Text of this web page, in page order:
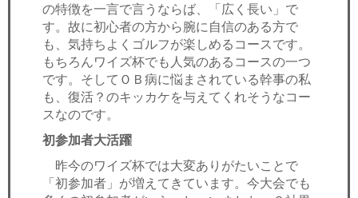
の特徴を一言で言うならば、「広く長い」で
す。故に初心者の方から腕に自信のある方で
も、気持ちよくゴルフが楽しめるコースです。
もちろんワイズ杯でも人気のあるコースの一つ
です。そしてＯＢ病に悩まされている幹事の私
も、復活？のキッカケを与えてくれそうなコー
スなのです。
初参加者大活躍
昨今のワイズ杯では大変ありがたいことで
「初参加者」が増えてきています。今大会でも